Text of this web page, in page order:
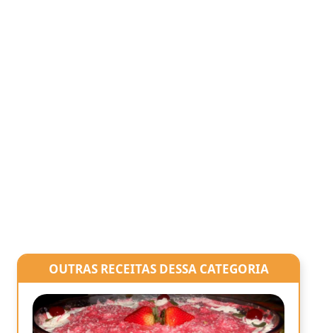
OUTRAS RECEITAS DESSA CATEGORIA